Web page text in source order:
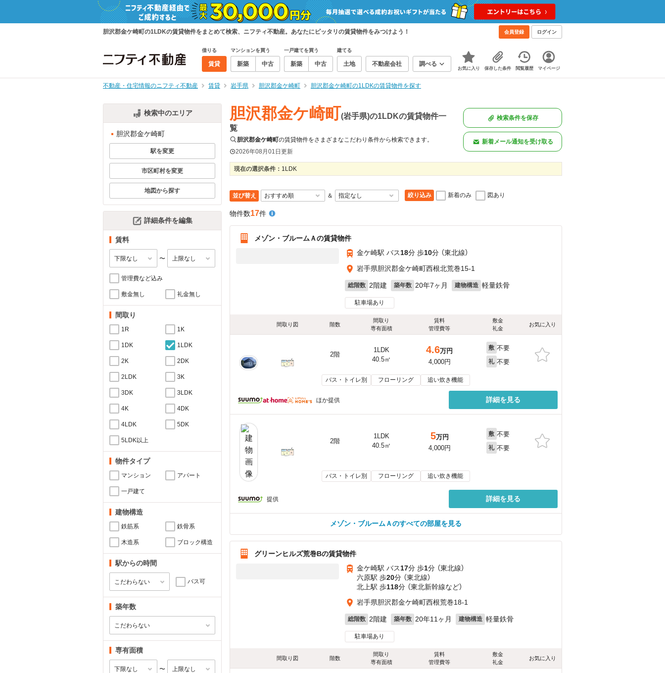
胆沢郡金ケ崎町の1LDKの賃貸物件をまとめて検索、ニフティ不動産。あなたにピッタリの賃貸物件をみつけよう！ 会員登録 ログイン
借りる
賃貸
マンションを買う
新築 中古
一戸建てを買う
新築 中古
建てる
土地 不動産会社 調べる
お気に入り 保存した条件 閲覧履歴 マイページ
不動産・住宅情報のニフティ不動産 賃貸 岩手県 胆沢郡金ケ崎町 胆沢郡金ケ崎町の1LDKの賃貸物件を探す
検索中のエリア
胆沢郡金ケ崎町
駅を変更
市区町村を変更
地図から探す
詳細条件を編集
賃料
〜
管理費など込み
敷金無し 礼金無し
間取り
1R 1K
1DK 1LDK
2K 2DK
2LDK 3K
3DK 3LDK
4K 4DK
4LDK 5DK
5LDK以上
物件タイプ
マンション アパート
一戸建て
建物構造
鉄筋系 鉄骨系
木造系 ブロック構造
駅からの時間
バス可
築年数
専有面積
〜
胆沢郡金ケ崎町(岩手県)の1LDKの賃貸物件一
覧
胆沢郡金ケ崎町の賃貸物件をさまざまなこだわり条件から検索できます。
2026年08月01日更新
検索条件を保存
新着メール通知を受け取る
現在の選択条件： 1LDK
並び替え ＆ 絞り込み 新着のみ 図あり
物件数17件
メゾン・ブルームＡの賃貸物件
金ケ崎駅 バス18分 歩10分 （東北線）
岩手県胆沢郡金ケ崎町西根北荒巻15-1
総階数 2階建 築年数 20年7ヶ月 建物構造 軽量鉄骨
駐車場あり
間取り図 階数
間取り
専有面積
賃料
管理費等
敷金
礼金
お気に入り
2階
1LDK
40.5㎡
4.6万円
4,000円
敷 不要
礼 不要
バス・トイレ別 フローリング 追い炊き機能
ほか提供 詳細を見る
2階
1LDK
40.5㎡
5万円
4,000円
敷 不要
礼 不要
バス・トイレ別 フローリング 追い炊き機能
提供 詳細を見る
メゾン・ブルームＡのすべての部屋を見る
グリーンヒルズ荒巻Bの賃貸物件
金ケ崎駅 バス17分 歩1分 （東北線）
六原駅 歩20分 （東北線）
北上駅 歩118分 （東北新幹線など）
岩手県胆沢郡金ケ崎町西根荒巻18-1
総階数 2階建 築年数 20年11ヶ月 建物構造 軽量鉄骨
駐車場あり
間取り図 階数
間取り
専有面積
賃料
管理費等
敷金
礼金
お気に入り